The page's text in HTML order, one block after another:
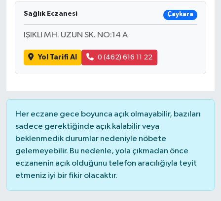
Sağlık Eczanesi Çaykara
IŞIKLI MH. UZUN SK. NO:14 A
Yol Tarifi Al 0 (462) 616 11 22
Her eczane gece boyunca açık olmayabilir, bazıları
sadece gerektiğinde açık kalabilir veya
beklenmedik durumlar nedeniyle nöbete
gelemeyebilir. Bu nedenle, yola çıkmadan önce
eczanenin açık olduğunu telefon aracılığıyla teyit
etmeniz iyi bir fikir olacaktır.